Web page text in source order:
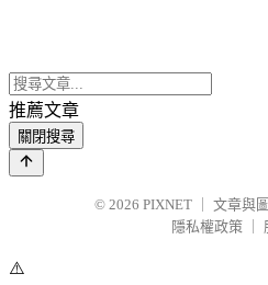
推薦文章
關閉搜尋
© 2026 PIXNET
文章與
隱私權政策
⚠️